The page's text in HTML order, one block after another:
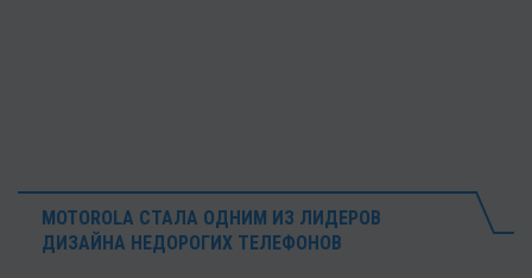
MOTOROLA СТАЛА ОДНИМ ИЗ ЛИДЕРОВ
ДИЗАЙНА НЕДОРОГИХ ТЕЛЕФОНОВ